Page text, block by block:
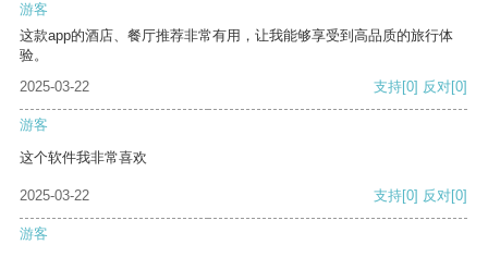
游客
这款app的酒店、餐厅推荐非常有用，让我能够享受到高品质的旅行体
验。
2025-03-22
支持[0] 反对[0]
游客
这个软件我非常喜欢
2025-03-22 支持[0] 反对[0]
游客